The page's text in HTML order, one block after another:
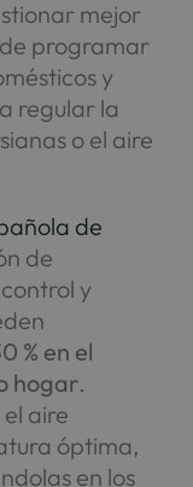
mejor
de programar
y
regular la
o el aire
de
de
y
% en el
hogar.
aire
óptima,
en los